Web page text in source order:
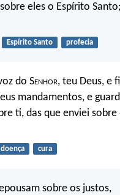
eles o Espírito
Espírito Santo profecia
do Senhor, teu Deus, e
mandamentos, e
ti, das que enviei sobre
doença cura
sobre os justos,